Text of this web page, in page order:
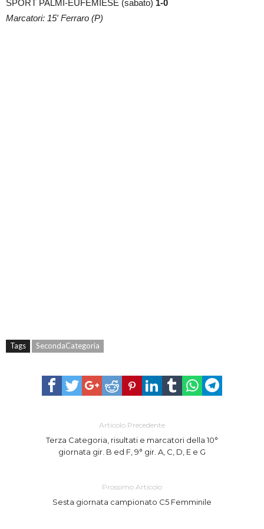
SPORT PALMI-EUFEMIESE (sabato) 1-0
Marcatori: 15′ Ferraro (P)
Tags SecondaCategoria
Articolo Precedente
Terza Categoria, risultati e marcatori della 10°
giornata gir. B ed F, 9° gir. A, C, D, E e G
Prossimo Articolo
Sesta giornata campionato C5 Femminile